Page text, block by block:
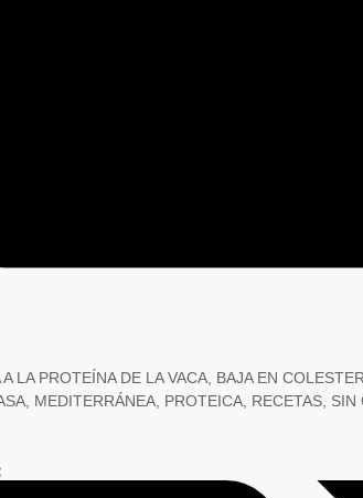
LA PROTEÍNA DE LA VACA BAJA EN
MEDITERRÁNEA PROTEICA RECETAS SIN